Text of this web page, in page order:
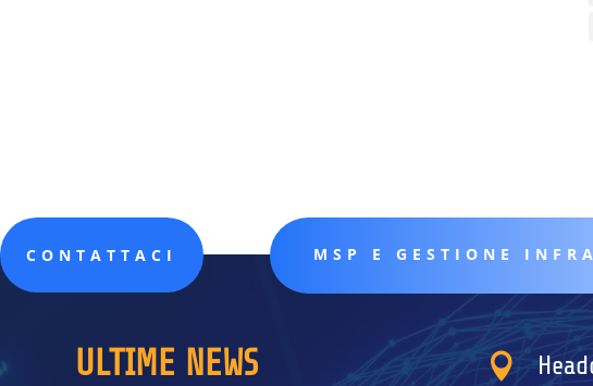
CONTATTACI MSP E GESTIONE
ULTIME NEWS 